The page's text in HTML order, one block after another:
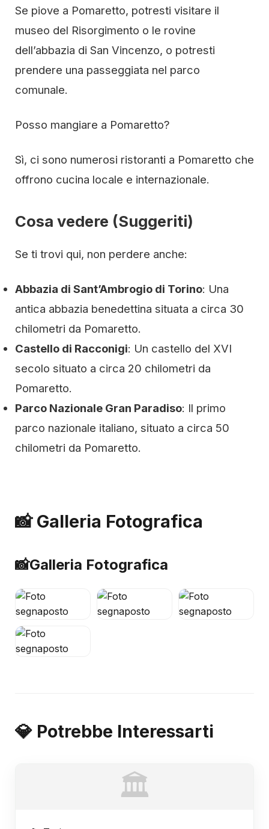
Se piove a Pomaretto, potresti visitare il
museo del Risorgimento o le rovine
dell’abbazia di San Vincenzo, o potresti
prendere una passeggiata nel parco
comunale.
Posso mangiare a Pomaretto?
Sì, ci sono numerosi ristoranti a Pomaretto che
offrono cucina locale e internazionale.
Cosa vedere (Suggeriti)
Se ti trovi qui, non perdere anche:
Abbazia di Sant’Ambrogio di Torino: Una
antica abbazia benedettina situata a circa 30
chilometri da Pomaretto.
Castello di Racconigi: Un castello del XVI
secolo situato a circa 20 chilometri da
Pomaretto.
Parco Nazionale Gran Paradiso: Il primo
parco nazionale italiano, situato a circa 50
chilometri da Pomaretto.
📸 Galleria Fotografica
📸Galleria Fotografica
💎 Potrebbe Interessarti
🏛️